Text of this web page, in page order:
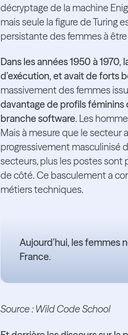
décryptage de la machine
mais seule la figure de Turing
persistante des femmes à
Dans les années 1950 à
d’exécution, et avait de forts
massivement des femmes
davantage de profils féminins
branche software. Les
Mais à mesure que le secteur
progressivement masculinisé
secteurs, plus les postes sont
de côté. Ce basculement a
métiers techniques.
Aujourd’hui, les femmes
France.
Source : Wild Code School